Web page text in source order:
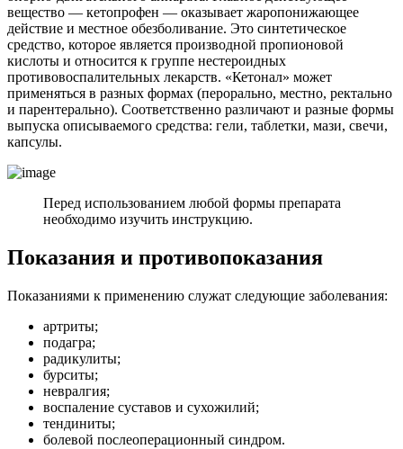
вещество — кетопрофен — оказывает жаропонижающее
действие и местное обезболивание. Это синтетическое
средство, которое является производной пропионовой
кислоты и относится к группе нестероидных
противовоспалительных лекарств. «Кетонал» может
применяться в разных формах (перорально, местно, ректально
и парентерально). Соответственно различают и разные формы
выпуска описываемого средства: гели, таблетки, мази, свечи,
капсулы.
Перед использованием любой формы препарата
необходимо изучить инструкцию.
Показания и противопоказания
Показаниями к применению служат следующие заболевания:
артриты;
подагра;
радикулиты;
бурситы;
невралгия;
воспаление суставов и сухожилий;
тендиниты;
болевой послеоперационный синдром.